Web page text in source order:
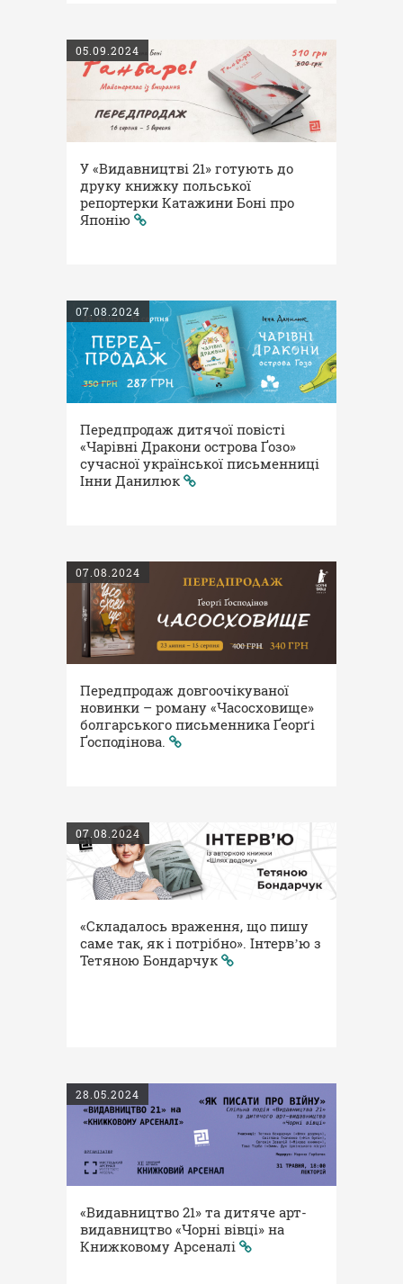
05.09.2024
У «Видавництві 21» готують до
друку книжку польської
репортерки Катажини Боні про
Японію
07.08.2024
Передпродаж дитячої повісті
«Чарівні Дракони острова Ґозо»
сучасної української письменниці
Інни Данилюк
07.08.2024
Передпродаж довгоочікуваної
новинки – роману «Часосховище»
болгарського письменника Ґеорґі
Ґосподінова.
07.08.2024
«Складалось враження, що пишу
саме так, як і потрібно». Інтервʼю з
Тетяною Бондарчук
28.05.2024
«Видавництво 21» та дитяче арт-
видавництво «Чорні вівці» на
Книжковому Арсеналі